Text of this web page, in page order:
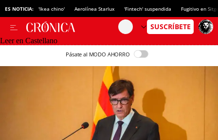
ES NOTICIA: 'Ikea chino' Aerolínea Starlux 'Fintech' suspendida Fugitivo en
Leer en Castellano
Pásate al MODO AHORRO